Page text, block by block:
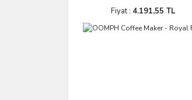
Fiyat : 4.191,55 TL